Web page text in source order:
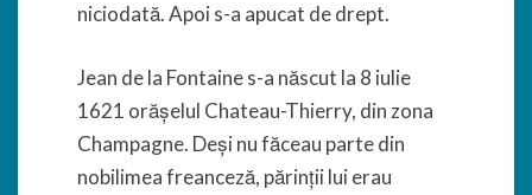
niciodată. Apoi s-a apucat de drept.
Jean de la Fontaine s-a născut la 8 iulie
1621 orășelul Chateau-Thierry, din zona
Champagne. Deși nu făceau parte din
nobilimea freanceză, părinții lui erau